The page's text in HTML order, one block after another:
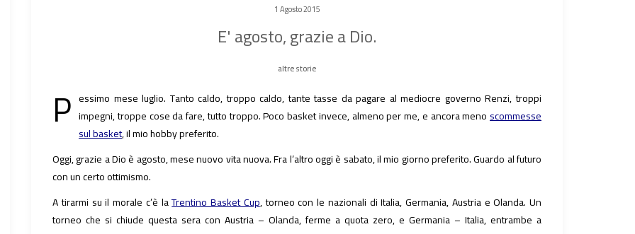
1 Agosto 2015
E' agosto, grazie a Dio.
altre storie
P essimo mese luglio. Tanto caldo, troppo caldo, tante tasse da pagare al mediocre governo Renzi, troppi
impegni, troppe cose da fare, tutto troppo. Poco basket invece, almeno per me, e ancora menoscommesse
sul basket, il mio hobby preferito.
Oggi, grazie a Dio è agosto, mese nuovo vita nuova. Fra l’altro oggi è sabato, il mio giorno preferito. Guardo al futuro
con un certo ottimismo.
A tirarmi su il morale c’è laTrentino Basket Cup, torneo con le nazionali di Italia, Germania, Austria e Olanda. Un
torneo che si chiude questa sera con Austria – Olanda, ferme a quota zero, e Germania – Italia, entrambe a